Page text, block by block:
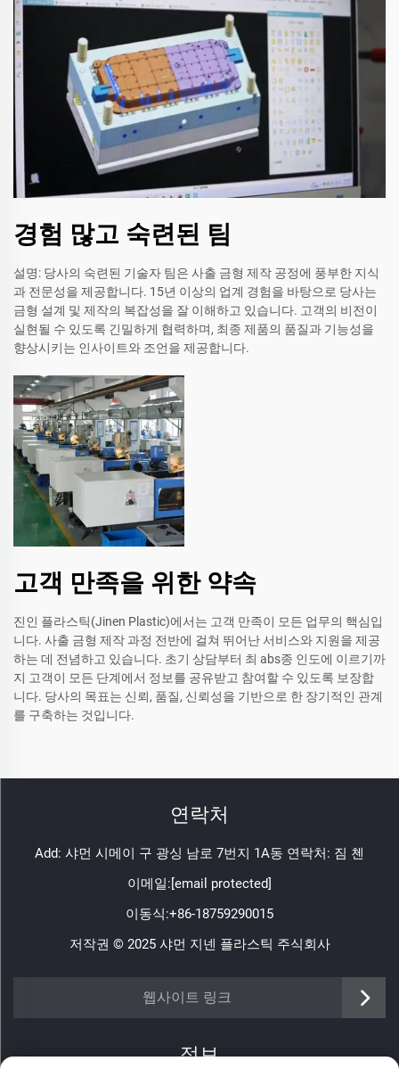
경험 많고 숙련된 팀
설명: 당사의 숙련된 기술자 팀은 사출 금형 제작 공정에 풍부한 지식
과 전문성을 제공합니다. 15년 이상의 업계 경험을 바탕으로 당사는
금형 설계 및 제작의 복잡성을 잘 이해하고 있습니다. 고객의 비전이
실현될 수 있도록 긴밀하게 협력하며, 최종 제품의 품질과 기능성을
향상시키는 인사이트와 조언을 제공합니다.
고객 만족을 위한 약속
진인 플라스틱(Jinen Plastic)에서는 고객 만족이 모든 업무의 핵심입
니다. 사출 금형 제작 과정 전반에 걸쳐 뛰어난 서비스와 지원을 제공
하는 데 전념하고 있습니다. 초기 상담부터 최 abs종 인도에 이르기까
지 고객이 모든 단계에서 정보를 공유받고 참여할 수 있도록 보장합
니다. 당사의 목표는 신뢰, 품질, 신뢰성을 기반으로 한 장기적인 관계
를 구축하는 것입니다.
연락처
Add: 샤먼 시메이 구 광싱 남로 7번지 1A동 연락처: 짐 첸
이메일:[email protected]
이동식:+86-18759290015
저작권 © 2025 샤먼 지넨 플라스틱 주식회사
웹사이트 링크
https://www.jinenplastic.com/service
정보